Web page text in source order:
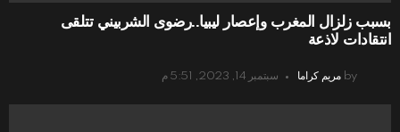
بسبب زلزال المغرب وإعصار ليبيا..رضوى الشربيني تتلقى
انتقادات لاذعة
by مريم كراما سبتمبر 14, 2023, 5:51 م